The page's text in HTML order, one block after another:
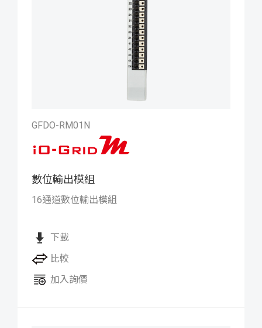
GFDO-RM01N
數位輸出模組
16通道數位輸出模組
下載
比較
加入詢價